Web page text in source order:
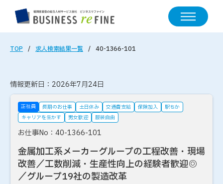
TOP 求人検索結果一覧 40-1366-101
情報更新日：2026年7月24日
正社員 長期のお仕事 土日休み 交通費支給 保険加入
駅ちか
キャリアを生かす
男女歓迎 服装自由
お仕事No：40-1366-101
金属加工系メーカーグループの工程改善・現場
改善／工数削減・生産性向上の経験者歓迎◎
／グループ19社の製造改革